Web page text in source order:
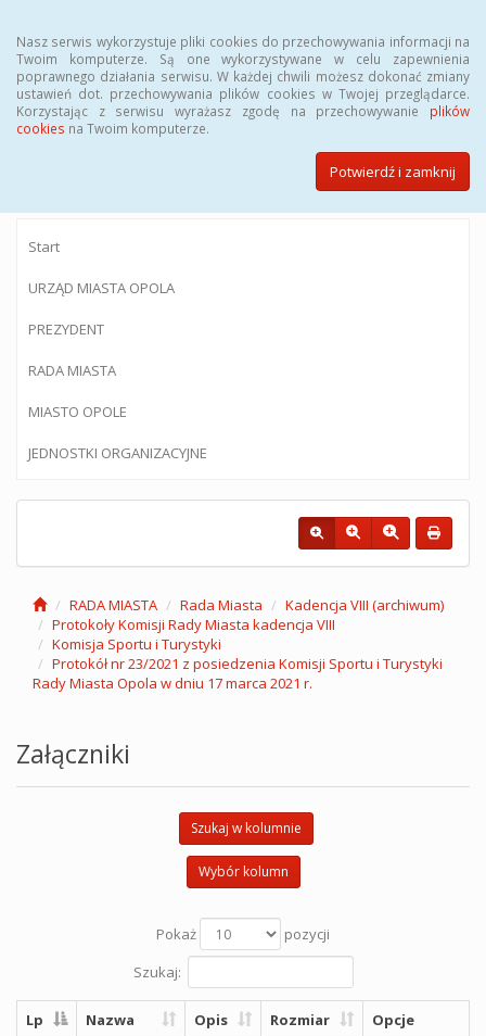
Nasz serwis wykorzystuje pliki cookies do przechowywania informacji na
Twoim komputerze. Są one wykorzystywane w celu zapewnienia
poprawnego działania serwisu. W każdej chwili możesz dokonać zmiany
ustawień dot. przechowywania plików cookies w Twojej przeglądarce.
Korzystając z serwisu wyrażasz zgodę na przechowywanie plików
cookies na Twoim komputerze.
Potwierdź i zamknij
BIULETYN INFORMACJI PUBLICZNEJ
Urzędu Miasta Opola
Start
URZĄD MIASTA OPOLA
PREZYDENT
RADA MIASTA
MIASTO OPOLE
JEDNOSTKI ORGANIZACYJNE
RADA MIASTA Rada Miasta
Kadencja VIII (archiwum)
Protokoły Komisji Rady Miasta kadencja VIII
Komisja Sportu i Turystyki
Protokół nr 23/2021 z posiedzenia Komisji Sportu i Turystyki
Rady Miasta Opola w dniu 17 marca 2021 r.
Załączniki
Szukaj w kolumnie
Wybór kolumn
Pokaż
pozycji
Szukaj:
Lp Nazwa Opis Rozmiar Opcje